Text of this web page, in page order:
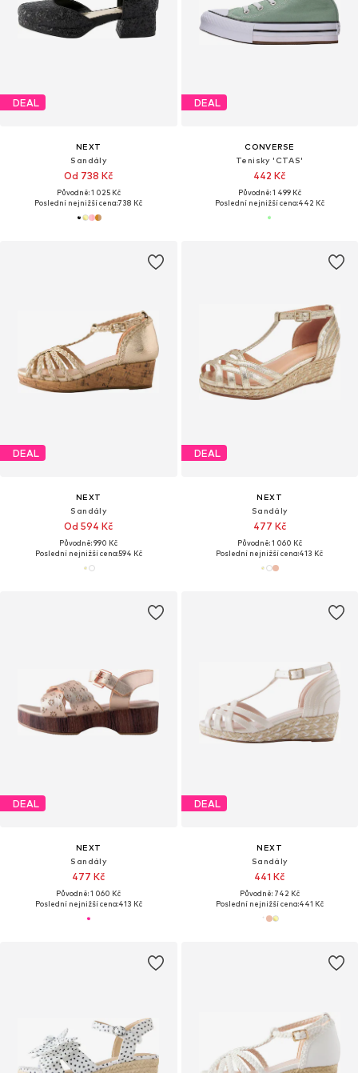
DEAL
NEXT
Sandály
Od 738 Kč
Původně: 1 025 Kč
Poslední nejnižší cena:738 Kč
DEAL
CONVERSE
Tenisky 'CTAS'
442 Kč
Původně: 1 499 Kč
Poslední nejnižší cena:442 Kč
DEAL
NEXT
Sandály
Od 594 Kč
Původně: 990 Kč
Poslední nejnižší cena:594 Kč
DEAL
NEXT
Sandály
477 Kč
Původně: 1 060 Kč
Poslední nejnižší cena:413 Kč
DEAL
NEXT
Sandály
477 Kč
Původně: 1 060 Kč
Poslední nejnižší cena:413 Kč
DEAL
NEXT
Sandály
441 Kč
Původně: 742 Kč
Poslední nejnižší cena:441 Kč